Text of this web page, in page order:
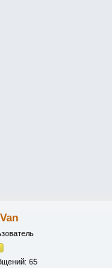
65